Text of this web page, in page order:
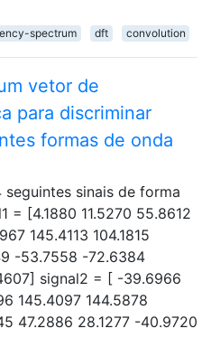
spectrum dft convolution
vetor de
para discriminar
formas de onda
seguintes sinais de forma
= [4.1880 11.5270 55.8612
145.4113 104.1815
-53.7558 -72.6384
signal2 = [ -39.6966
145.4097 144.5878
47.2886 28.1277 -40.9720